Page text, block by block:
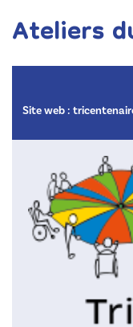
Ateliers
Site web :